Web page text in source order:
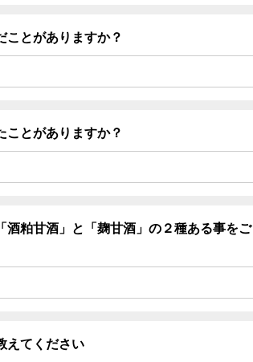
ことがありますか？
ことがありますか？
酒粕甘酒」と「麹甘酒」の２種ある事をご
えてください